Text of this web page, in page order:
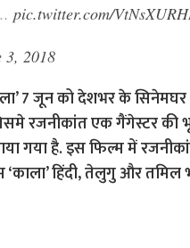
.. pic.twitter.com/
3, 2018
7 जून को देशभर के सिनेमघर
रजनीकांत एक गैंगेस्टर की
गया है. इस फिल्म में
हिंदी, तेलुगु और तमिल